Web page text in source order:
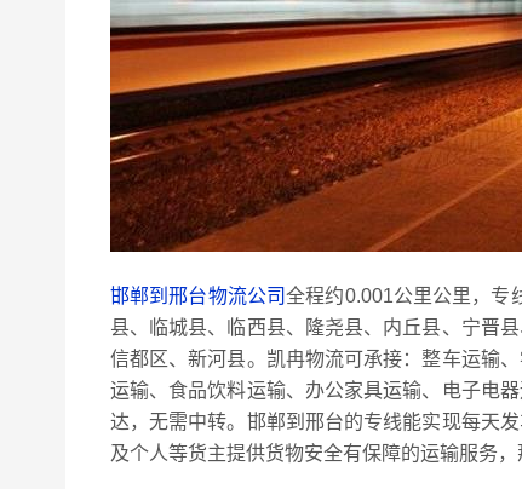
邯郸到邢台物流公司全程约0.001公里公里，专
县、临城县、临西县、隆尧县、内丘县、宁晋
信都区、新河县。凯冉物流可承接：整车运输
运输、食品饮料运输、办公家具运输、电子电
达，无需中转。邯郸到邢台的专线能实现每天
及个人等货主提供货物安全有保障的运输服务